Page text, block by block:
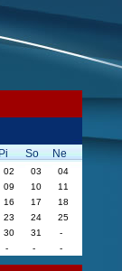
Pi So Ne